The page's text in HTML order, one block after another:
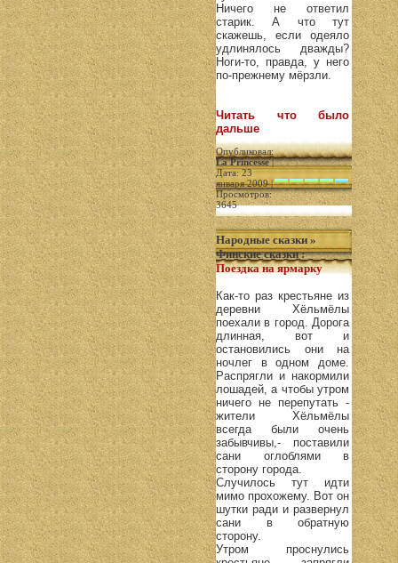
Ничего не ответил
старик. А что тут
скажешь, если одеяло
удлинялось дважды?
Ноги-то, правда, у него
по-прежнему мёрзли.
Читать что было
дальше
Опубликовал:
La Princesse|
Дата: 23
января 2009 |
Просмотров:
3645
Народные сказки »
Финские сказки:
Поездка на ярмарку
Как-то раз крестьяне из
деревни Хёльмёлы
поехали в город. Дорога
длинная, вот и
остановились они на
ночлег в одном доме.
Распрягли и накормили
лошадей, а чтобы утром
ничего не перепутать -
жители Хёльмёлы
всегда были очень
забывчивы,- поставили
сани оглоблями в
сторону города.
Случилось тут идти
мимо прохожему. Вот он
шутки ради и развернул
сани в обратную
сторону.
Утром проснулись